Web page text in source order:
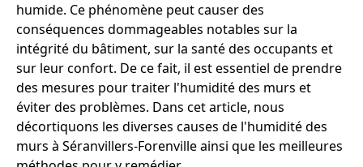
humide. Ce phénomène peut causer des
conséquences dommageables notables sur la
intégrité du bâtiment, sur la santé des occupants et
sur leur confort. De ce fait, il est essentiel de prendre
des mesures pour traiter l'humidité des murs et
éviter des problèmes. Dans cet article, nous
décortiquons les diverses causes de l'humidité des
murs à Séranvillers-Forenville ainsi que les meilleures